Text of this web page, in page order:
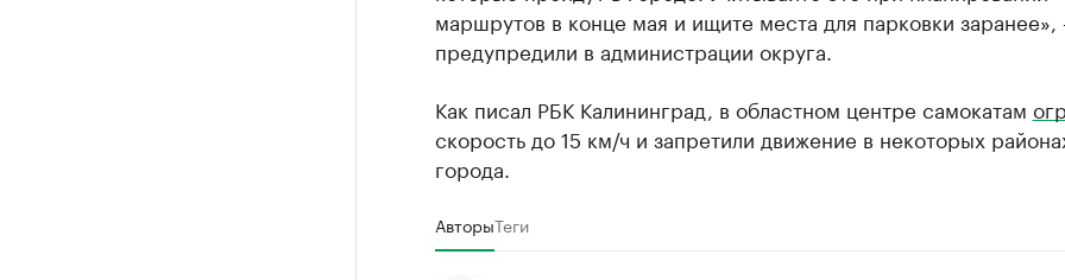
маршрутов в конце мая и ищите места для парковки
предупредили в администрации округа.
Как писал РБК Калининград, в областном центре самокатам
скорость до 15 км/ч и запретили движение в некоторых
города.
АвторыТеги